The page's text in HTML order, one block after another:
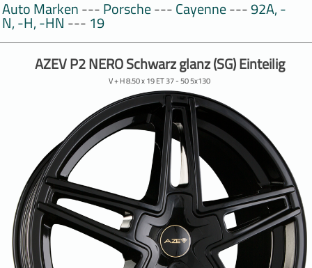
Auto Marken---Porsche---Cayenne---92A, -
N, -H, -HN --- 19
AZEV P2 NERO Schwarz glanz (SG) Einteilig
V + H 8.50 x 19 ET 37 - 50 5x130